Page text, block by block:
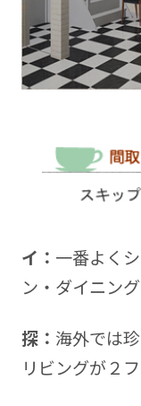
イ： 一番よく
ン・ダイニング
探： 海外では
リビングが２